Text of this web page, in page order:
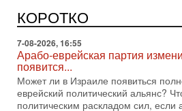
КОРОТКО
поворот: еврейский кандидат — на
списке одной из арабских партий.
7-08-2026, 16:55
Арабо-еврейская партия
появится...
Может ли в Израиле появиться
еврейский политический альянс?
политическим раскладом сил, если